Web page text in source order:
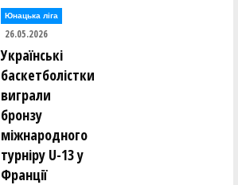
Юнацька ліга
26.05.2026
Українські
баскетболістки
виграли
бронзу
міжнародного
турніру U-13 у
Франції